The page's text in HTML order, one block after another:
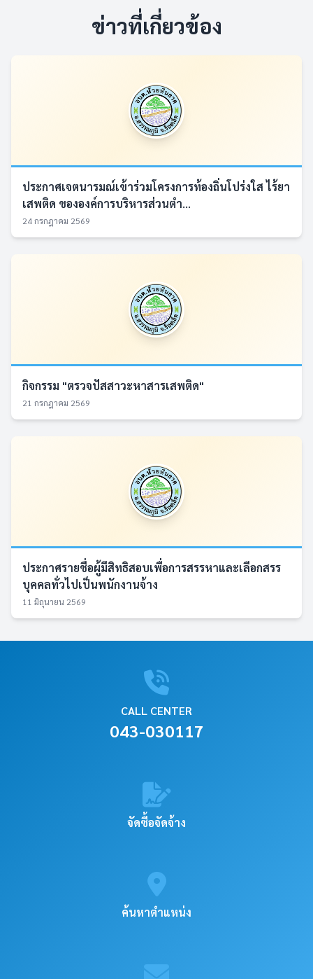
ข่าวที่เกี่ยวข้อง
ประกาศเจตนารมณ์เข้าร่วมโครงการท้องถิ่นโปร่งใส ไร้ยา
เสพติด ขององค์การบริหารส่วนตำ...
24 กรกฎาคม 2569
กิจกรรม "ตรวจปัสสาวะหาสารเสพติด"
21 กรกฎาคม 2569
ประกาศรายชื่อผู้มีสิทธิสอบเพื่อการสรรหาและเลือกสรร
บุคคลทั่วไปเป็นพนักงานจ้าง
11 มิถุนายน 2569
CALL CENTER
043-030117
จัดซื้อจัดจ้าง
ค้นหาตำแหน่ง